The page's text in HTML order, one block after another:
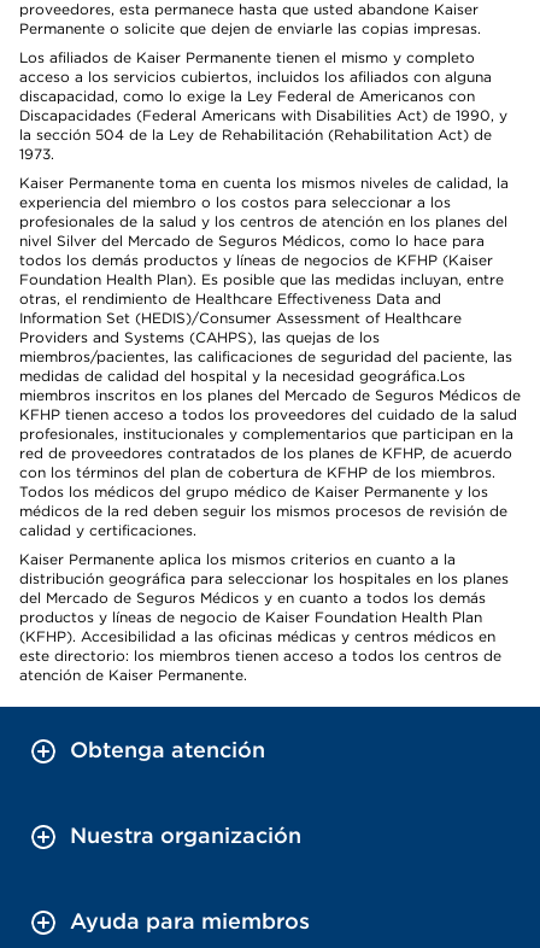
proveedores, esta permanece hasta que usted abandone Kaiser
Permanente o solicite que dejen de enviarle las copias impresas.
Los afiliados de Kaiser Permanente tienen el mismo y completo
acceso a los servicios cubiertos, incluidos los afiliados con alguna
discapacidad, como lo exige la Ley Federal de Americanos con
Discapacidades (Federal Americans with Disabilities Act) de 1990, y
la sección 504 de la Ley de Rehabilitación (Rehabilitation Act) de
1973.
Kaiser Permanente toma en cuenta los mismos niveles de calidad, la
experiencia del miembro o los costos para seleccionar a los
profesionales de la salud y los centros de atención en los planes del
nivel Silver del Mercado de Seguros Médicos, como lo hace para
todos los demás productos y líneas de negocios de KFHP (Kaiser
Foundation Health Plan). Es posible que las medidas incluyan, entre
otras, el rendimiento de Healthcare Effectiveness Data and
Information Set (HEDIS)/Consumer Assessment of Healthcare
Providers and Systems (CAHPS), las quejas de los
miembros/pacientes, las calificaciones de seguridad del paciente, las
medidas de calidad del hospital y la necesidad geográfica.Los
miembros inscritos en los planes del Mercado de Seguros Médicos de
KFHP tienen acceso a todos los proveedores del cuidado de la salud
profesionales, institucionales y complementarios que participan en la
red de proveedores contratados de los planes de KFHP, de acuerdo
con los términos del plan de cobertura de KFHP de los miembros.
Todos los médicos del grupo médico de Kaiser Permanente y los
médicos de la red deben seguir los mismos procesos de revisión de
calidad y certificaciones.
Kaiser Permanente aplica los mismos criterios en cuanto a la
distribución geográfica para seleccionar los hospitales en los planes
del Mercado de Seguros Médicos y en cuanto a todos los demás
productos y líneas de negocio de Kaiser Foundation Health Plan
(KFHP). Accesibilidad a las oficinas médicas y centros médicos en
este directorio: los miembros tienen acceso a todos los centros de
atención de Kaiser Permanente.
Obtenga atención
Nuestra organización
Ayuda para miembros